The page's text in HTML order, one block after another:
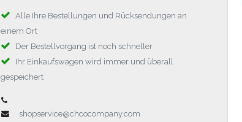
Alle Ihre Bestellungen und Rücksendungen an
einem Ort
Der Bestellvorgang ist noch schneller
Ihr Einkaufswagen wird immer und überall
gespeichert
shopservice@chcocompany.com